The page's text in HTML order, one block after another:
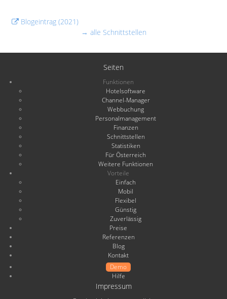
Blogeintrag (2021)
→ alle Schnittstellen
Seiten
Funktionen
Hotelsoftware
Channel-Manager
Webbuchung
Personalmanagement
Finanzen
Schnittstellen
Statistiken
Für Österreich
Weitere Funktionen
Vorteile
Einfach
Mobil
Flexibel
Günstig
Zuverlässig
Preise
Referenzen
Blog
Kontakt
Demo
Hilfe
Impressum